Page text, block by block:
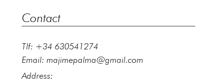
Contact
Tlf: +34 630541274
Email: majimepalma@gmail.com
Address: